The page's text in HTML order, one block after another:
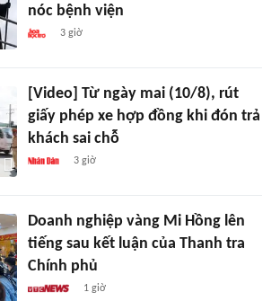
nóc bệnh viện
3 giờ
[Video] Từ ngày mai (10/8), rút
giấy phép xe hợp đồng khi đón trả
khách sai chỗ
3 giờ
Doanh nghiệp vàng Mi Hồng lên
tiếng sau kết luận của Thanh tra
Chính phủ
1 giờ